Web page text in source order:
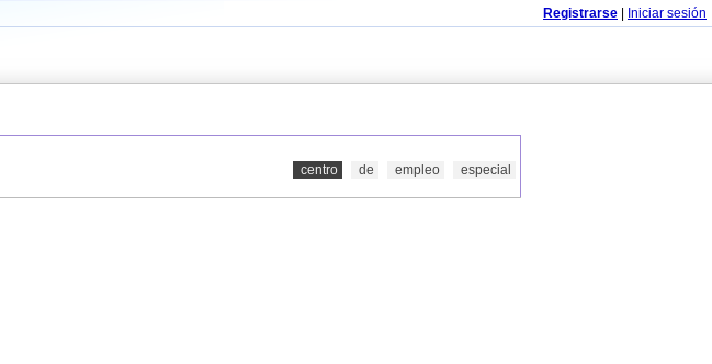
Registrarse Iniciar sesión
centro
de empleo
especial